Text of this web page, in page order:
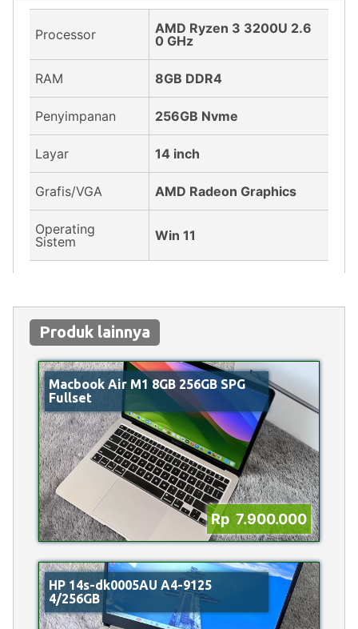
Processor
AMD Ryzen 3 3200U 2.6
0 GHz
RAM 8GB DDR4
Penyimpanan 256GB Nvme
Layar 14 inch
Grafis/VGA AMD Radeon Graphics
Operating
Sistem
Win 11
Produk lainnya
Macbook Air M1 8GB 256GB SPG
Fullset
Rp 7.900.000
HP 14s-dk0005AU A4-9125
4/256GB